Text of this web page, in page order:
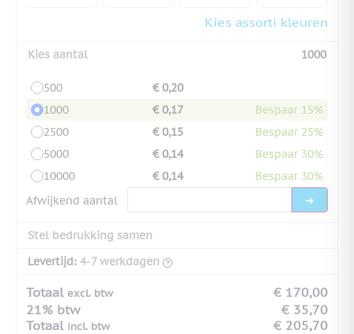
Kies assorti kleuren
Kies aantal 1000
500
€ 0,20
1000
€ 0,17
Bespaar 15%
2500
€ 0,15
Bespaar 25%
5000
€ 0,14
Bespaar 30%
10000
€ 0,14
Bespaar 30%
Afwijkend aantal
Stel bedrukking samen
Levertijd: 4-7 werkdagen
Totaal excl. btw
€ 170,00
21% btw
€ 35,70
Totaal incl. btw € 205,70